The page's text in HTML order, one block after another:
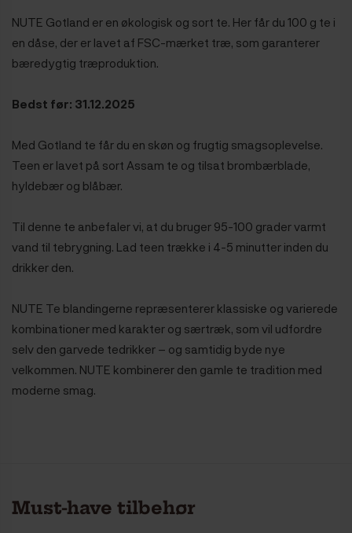
NUTE Gotland er en økologisk og sort te. Her får du 100 g te i
en dåse, der er lavet af FSC-mærket træ, som garanterer
bæredygtig træproduktion.
Bedst før: 31.12.2025
Med Gotland te får du en skøn og frugtig smagsoplevelse.
Teen er lavet på sort Assam te og tilsat brombærblade,
hyldebær og blåbær.
Til denne te anbefaler vi, at du bruger 95-100 grader varmt
vand til tebrygning. Lad teen trække i 4-5 minutter inden du
drikker den.
NUTE Te blandingerne repræsenterer klassiske og varierede
kombinationer med karakter og særtræk, som vil udfordre
selv den garvede tedrikker – og samtidig byde nye
velkommen. NUTE kombinerer den gamle te tradition med
moderne smag.
Must-have tilbehør